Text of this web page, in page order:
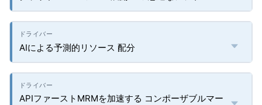
AIによる予測的リソース 配分
APIファーストMRMを加速する コンポーザブルマー